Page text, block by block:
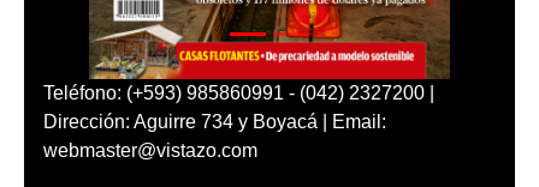
Teléfono: (+593) 985860991 - (042) 2327200 |
Dirección: Aguirre 734 y Boyacá | Email:
webmaster@vistazo.com